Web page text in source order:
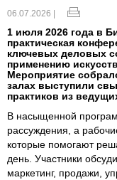
06.07.2026 |
1 июля 2026 года в
практическая
ключевых деловых
применению
Мероприятие
залах выступили
практиков из
В насыщенной
рассуждения, а
которые помогают
день. Участники
маркетинг, продажи,